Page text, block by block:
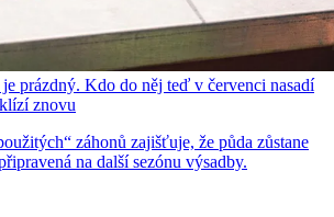
prázdný. Kdo do něj teď v červenci nasadí
znovu
záhonů zajišťuje, že půda zůstane
na další sezónu výsadby.